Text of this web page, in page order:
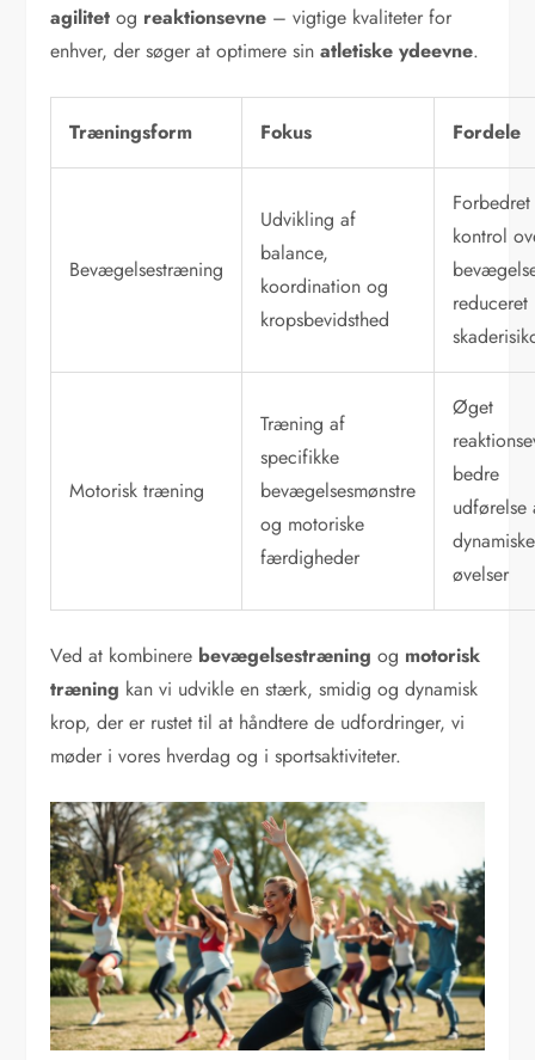
agilitet og reaktionsevne – vigtige kvaliteter for
enhver, der søger at optimere sinatletiske ydeevne.
Træningsform Fokus Fordele
Bevægelsestræning
Udvikling af
balance,
koordination og
kropsbevidsthed
Forbedret
kontrol
reduceret
Motorisk træning
Træning af
specifikke
bevægelsesmønstre
og motoriske
færdigheder
Øget
bedre
udførelse
dynamiske
øvelser
Ved at kombinere bevægelsestræning og motorisk
træning kan vi udvikle en stærk, smidig og dynamisk
krop, der er rustet til at håndtere de udfordringer, vi
møder i vores hverdag og i sportsaktiviteter.